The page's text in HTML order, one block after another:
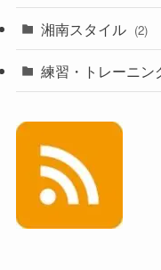
湘南スタイル (2)
練習・トレーニン